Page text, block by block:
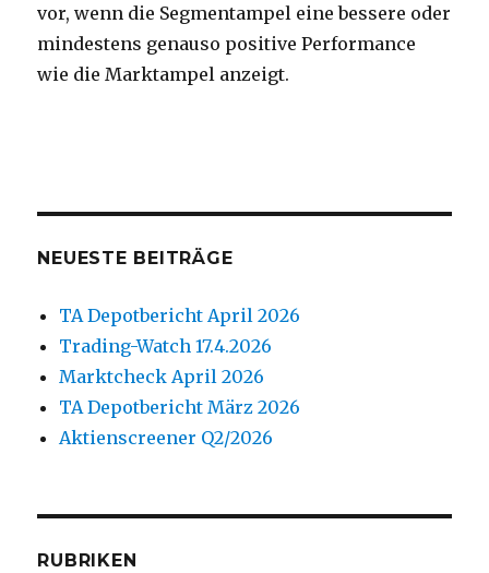
vor, wenn die Segmentampel eine bessere oder
mindestens genauso positive Performance
wie die Marktampel anzeigt.
NEUESTE BEITRÄGE
TA Depotbericht April 2026
Trading-Watch 17.4.2026
Marktcheck April 2026
TA Depotbericht März 2026
Aktienscreener Q2/2026
RUBRIKEN